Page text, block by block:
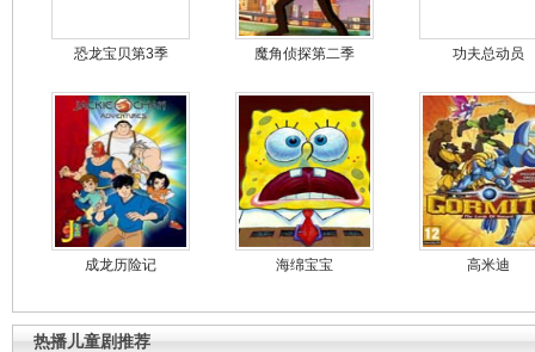
恐龙宝贝第3季 魔角侦探第二季 功夫总动员
成龙历险记 海绵宝宝 高米迪
热播儿童剧推荐